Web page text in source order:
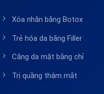
Xóa nhăn bằng Botox
Trẻ hóa da bằng Filler
Căng da mặt bằng chỉ
Trị quầng thâm mắt